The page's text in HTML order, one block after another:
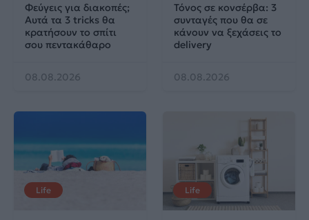
Φεύγεις για διακοπές;
Αυτά τα 3 tricks θα
κρατήσουν το σπίτι
σου πεντακάθαρο
08.08.2026
Τόνος σε κονσέρβα: 3
συνταγές που θα σε
κάνουν να ξεχάσεις το
delivery
08.08.2026
Life Life